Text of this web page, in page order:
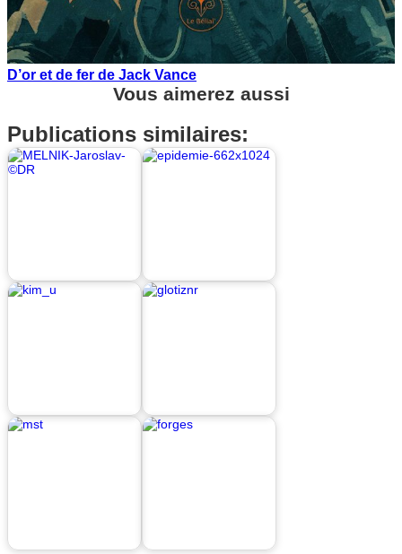
D’or et de fer de Jack Vance
Vous aimerez aussi
Publications similaires: